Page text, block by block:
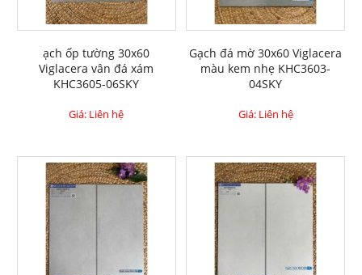
ạch ốp tường 30x60
Viglacera vân đá xám
KHC3605-06SKY
Giá: Liên hệ
Gạch đá mờ 30x60 Viglacera
màu kem nhẹ KHC3603-
04SKY
Giá: Liên hệ